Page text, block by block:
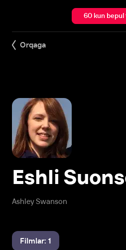
60 kun bepul
Orqaga
Ashley Swanson
Eshli
Filmlar: 1